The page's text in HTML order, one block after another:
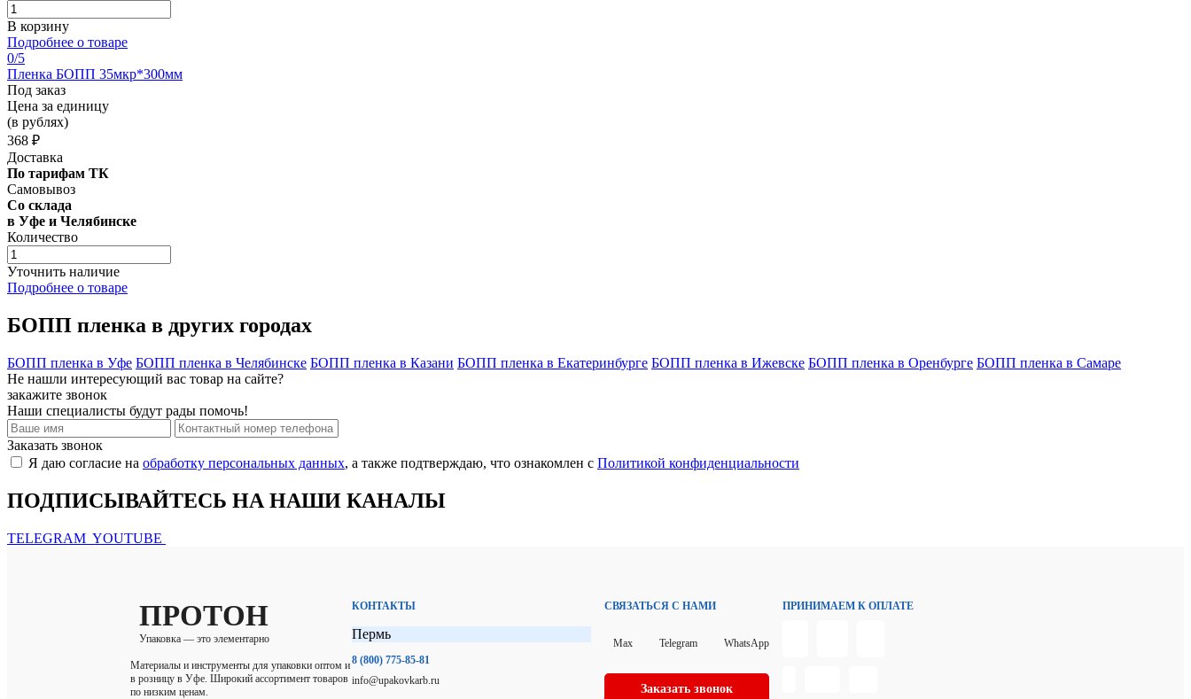
В корзину
Подробнее о товаре
0/5
Пленка БОПП 35мкр*300мм
Под заказ
Цена за единицу
(в рублях)
368 ₽
Доставка
По тарифам ТК
Самовывоз
Со склада
в Уфе и Челябинске
Количество
Уточнить наличие
Подробнее о товаре
БОПП пленка в других городах
БОПП пленка в Уфе БОПП пленка в Челябинске БОПП пленка в Казани БОПП пленка в Екатеринбурге БОПП пленка в Ижевске БОПП пленка в Оренбурге БОПП пленка в Самаре
Не нашли интересующий вас товар на сайте?
закажите звонок
Наши специалисты будут рады помочь!
Заказать звонок
Я даю согласие на обработку персональных данных, а также подтверждаю, что ознакомлен с Политикой конфиденциальности
ПОДПИСЫВАЙТЕСЬ НА НАШИ КАНАЛЫ
TELEGRAM YOUTUBE
ПРОТОН
Упаковка — это элементарно
Материалы и инструменты для упаковки оптом и
в розницу в Уфе. Широкий ассортимент товаров
по низким ценам.
КОНТАКТЫ
Пермь
8 (800) 775-85-81
info@upakovkarb.ru
СВЯЗАТЬСЯ С НАМИ
Max Telegram WhatsApp
Заказать звонок
ПРИНИМАЕМ К ОПЛАТЕ